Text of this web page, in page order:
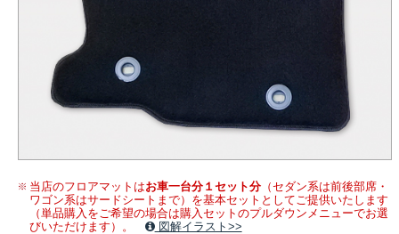
当店のフロアマットはお車一台分１セット分（セダン系は前後部席・
ワゴン系はサードシートまで）を基本セットとしてご提供いたします
（単品購入をご希望の場合は購入セットのプルダウンメニューでお選
びいただけます）。
図解イラスト>>